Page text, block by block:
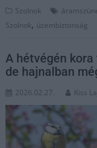
Szolnok
Szolnok, üzembiztonság
A hétvégén
de hajnalban
2026.02.27. Kiss